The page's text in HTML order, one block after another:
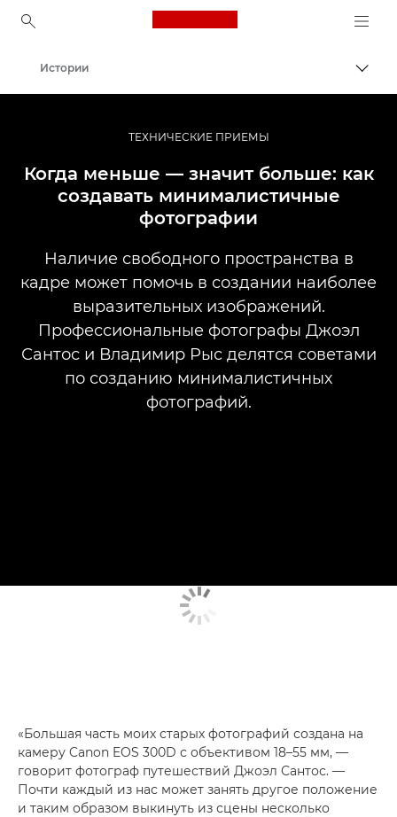
Canon Logo, back to
Профессиональная фото- и видеосъемка
Истории
ТЕХНИЧЕСКИЕ ПРИЕМЫ
Когда меньше — значит больше: как
создавать минималистичные
фотографии
Наличие свободного пространства в
кадре может помочь в создании наиболее
выразительных изображений.
Профессиональные фотографы Джоэл
Сантос и Владимир Рыс делятся советами
по созданию минималистичных
фотографий.
«Большая часть моих старых фотографий создана на
камеру Canon EOS 300D с объективом 18–55 мм, —
говорит фотограф путешествий Джоэл Сантос. —
Почти каждый из нас может занять другое положение
и таким образом выкинуть из сцены несколько